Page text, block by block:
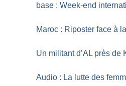
base : Week-end
Maroc : Riposter face à
Un militant d’AL près de
Audio : La lutte des